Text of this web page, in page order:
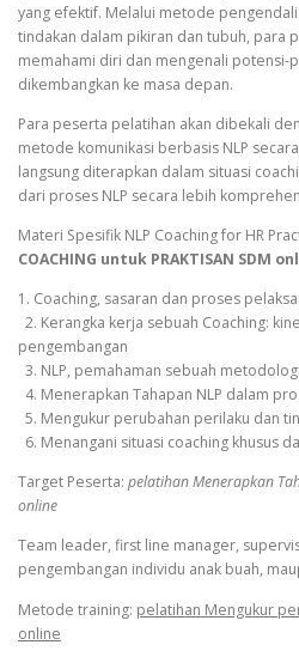
yang efektif. Melalui metode
tindakan dalam pikiran dan tubuh, para
memahami diri dan mengenali potensi-
dikembangkan ke masa depan.
Para peserta pelatihan akan dibekali
metode komunikasi berbasis NLP
langsung diterapkan dalam situasi
dari proses NLP secara lebih
Materi Spesifik NLP Coaching for HR
COACHING untuk PRAKTISAN SDM
1. Coaching, sasaran dan proses
2. Kerangka kerja sebuah Coaching:
pengembangan
3. NLP, pemahaman sebuah metodologi
4. Menerapkan Tahapan NLP dalam
5. Mengukur perubahan perilaku dan
6. Menangani situasi coaching khusus
Target Peserta: pelatihan Menerapkan
online
Team leader, first line manager,
pengembangan individu anak buah,
Metode training: pelatihan Mengukur
online